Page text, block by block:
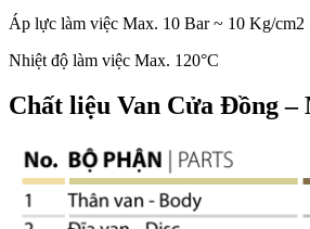
Áp lực làm việc Max. 10 Bar ~ 10 Kg/cm2
Nhiệt độ làm việc Max. 120°C
Chất liệu Van Cửa Đồng –